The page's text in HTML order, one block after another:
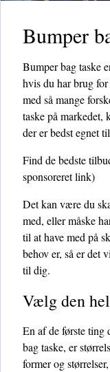
Bumper
Bumper bag taske
hvis du har brug
med så mange
taske på
der er bedst egnet
Find de bedste
sponsoreret link)
Det kan være du
med, eller måske
til at have med på
behov er, så er det
til dig.
Vælg den
En af de første ting
bag taske, er
former og